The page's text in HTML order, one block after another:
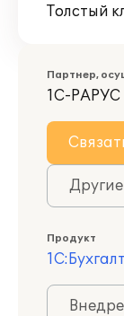
Толстый
Партнер,
1С-РАРУС
Продукт